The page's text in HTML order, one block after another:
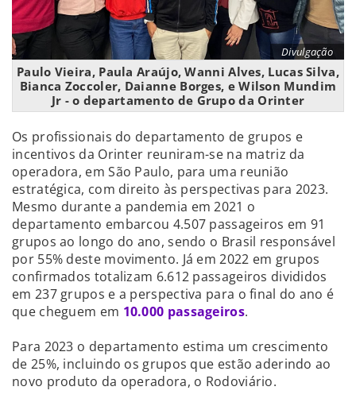
Divulgação
Paulo Vieira, Paula Araújo, Wanni Alves, Lucas Silva,
Bianca Zoccoler, Daianne Borges, e Wilson Mundim
Jr - o departamento de Grupo da Orinter
Os profissionais do departamento de grupos e
incentivos da Orinter reuniram-se na matriz da
operadora, em São Paulo, para uma reunião
estratégica, com direito às perspectivas para 2023.
Mesmo durante a pandemia em 2021 o
departamento embarcou 4.507 passageiros em 91
grupos ao longo do ano, sendo o Brasil responsável
por 55% deste movimento. Já em 2022 em grupos
confirmados totalizam 6.612 passageiros divididos
em 237 grupos e a perspectiva para o final do ano é
que cheguem em 10.000 passageiros.
Para 2023 o departamento estima um crescimento
de 25%, incluindo os grupos que estão aderindo ao
novo produto da operadora, o Rodoviário.